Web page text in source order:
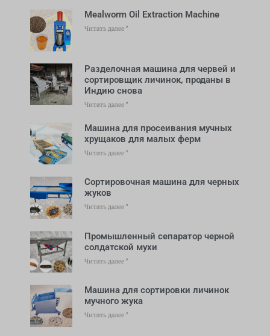
Mealworm Oil Extraction Machine
Читать далее "
Разделочная машина для червей и
сортировщик личинок, проданы в
Индию снова
Читать далее "
Машина для просеивания мучных
хрущаков для малых ферм
Читать далее "
Сортировочная машина для черных
жуков
Читать далее "
Промышленный сепаратор черной
солдатской мухи
Читать далее "
Машина для сортировки личинок
мучного жука
Читать далее "